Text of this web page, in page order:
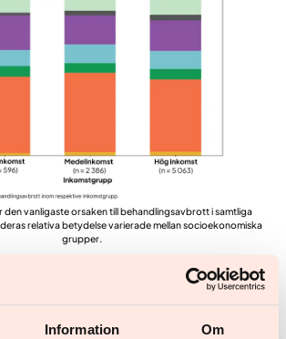
Information Om
den vanligaste orsaken till behandlingsavbrott i samtliga
relativa betydelse varierade mellan socioekonomiska
grupper.